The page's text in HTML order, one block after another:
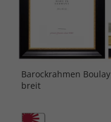
Barockrahmen Boulay
breit